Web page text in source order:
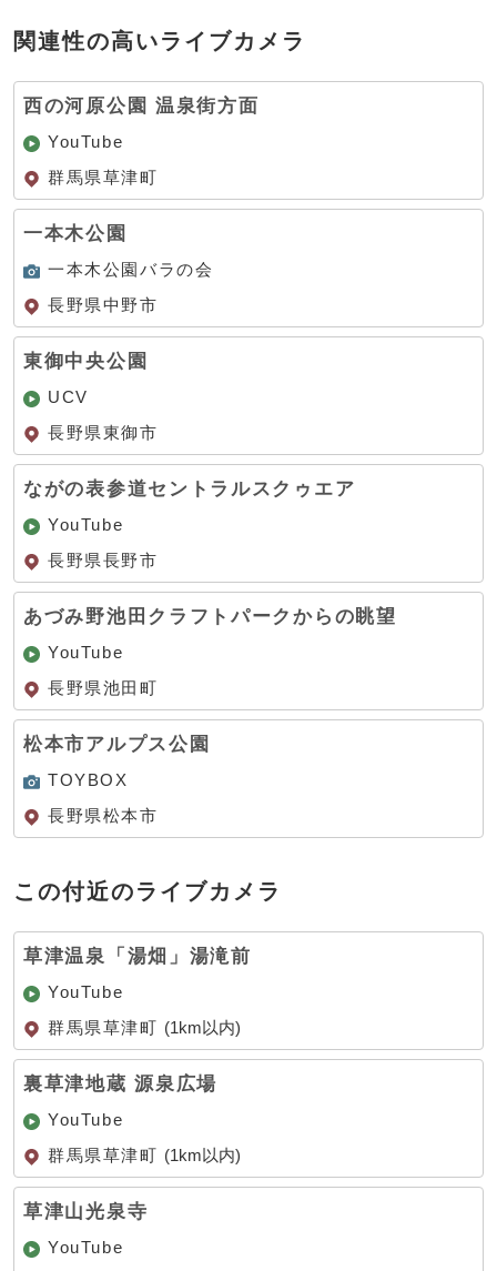
関連性の高いライブカメラ
西の河原公園 温泉街方面
YouTube
群馬県草津町
一本木公園
一本木公園バラの会
長野県中野市
東御中央公園
UCV
長野県東御市
ながの表参道セントラルスクゥエア
YouTube
長野県長野市
あづみ野池田クラフトパークからの眺望
YouTube
長野県池田町
松本市アルプス公園
TOYBOX
長野県松本市
この付近のライブカメラ
草津温泉「湯畑」湯滝前
YouTube
群馬県草津町 (1km以内)
裏草津地蔵 源泉広場
YouTube
群馬県草津町 (1km以内)
草津山光泉寺
YouTube